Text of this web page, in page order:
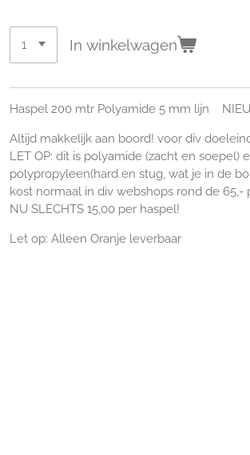
In winkelwagen
Haspel 200 mtr Polyamide 5 mm lijn
Altijd makkelijk aan boord! voor div
LET OP: dit is polyamide (zacht en soepel)
polypropyleen(hard en stug, wat je in de
kost normaal in div webshops rond de 65,-
NU SLECHTS 15,00 per haspel!
Let op: Alleen Oranje leverbaar